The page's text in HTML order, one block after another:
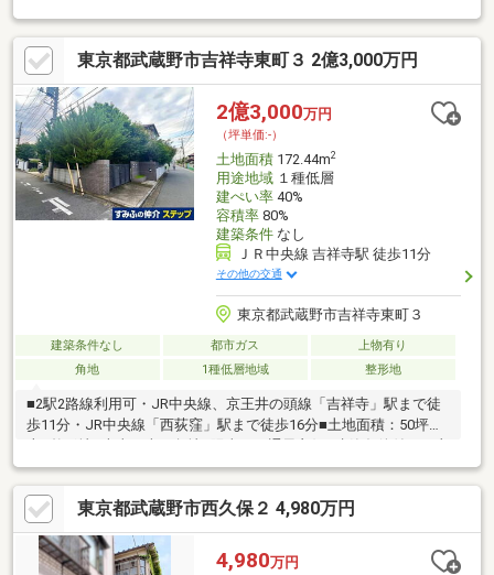
がっております。・宅地内は高低差のないフラットな地形で
す。・土地面積約199m2の整形地です。《道路・方位等》・東側
間口が約12mございますので、陽射しを効率的に取り込める立地
条件です。《建築用途・有効活用》・建築条件付き売地ではない
ため、お好きなハウスメーカー・工務店での建築が可能です。間
取り、設備、外観、全て自分好みのスタイルで一からご検討いた
だくことが可能です。
東京都武蔵野市吉祥寺東町３ 2億3,000万円
2億3,000万円
（坪単価:-）
土地面積172.44m2
用途地域１種低層
建ぺい率40%
容積率80%
建築条件なし
ＪＲ中央線 吉祥寺駅 徒歩11分
その他の交通
東京都武蔵野市吉祥寺東町３
建築条件なし 都市ガス
上物有り
角地
1種低層地域 整形地
■2駅2路線利用可・JR中央線、京王井の頭線「吉祥寺」駅まで徒
歩11分・JR中央線「西荻窪」駅まで徒歩16分■土地面積：50坪以
地ではございません■お好きなハウスメーカーで建築可能です■閑
静な住宅街
東京都武蔵野市西久保２ 4,980万円
4,980万円